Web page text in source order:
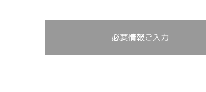
必要情報ご入力